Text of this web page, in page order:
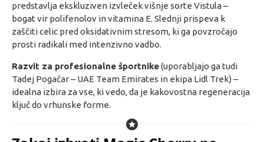
predstavlja ekskluziven izvleček višnje sorte Vistula –
bogat vir polifenolov in vitamina E. Slednji prispeva k
zaščiti celic pred oksidativnim stresom, ki ga povzročajo
prosti radikali med intenzivno vadbo.
Razvit za profesionalne športnike(uporabljajo ga tudi
Tadej Pogačar – UAE Team Emirates in ekipa Lidl Trek) –
idealna izbira za vse, ki vedo, da je kakovostna regeneracija
ključ do vrhunske forme.